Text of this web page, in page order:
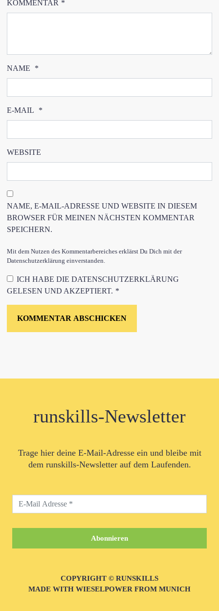
KOMMENTAR *
NAME *
E-MAIL *
WEBSITE
NAME, E-MAIL-ADRESSE UND WEBSITE IN DIESEM
BROWSER FÜR MEINEN NÄCHSTEN KOMMENTAR
SPEICHERN.
Mit dem Nutzen des Kommentarbereiches erklärst Du Dich mit der
Datenschutzerklärung einverstanden.
ICH HABE DIE DATENSCHUTZERKLÄRUNG
GELESEN UND AKZEPTIERT. *
runskills-Newsletter
Trage hier deine E-Mail-Adresse ein und bleibe mit
dem runskills-Newsletter auf dem Laufenden.
COPYRIGHT © RUNSKILLS
MADE WITH WIESELPOWER FROM MUNICH